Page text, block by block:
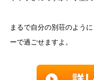
まるで自分の別荘のよう
ーで過ごせますよ。